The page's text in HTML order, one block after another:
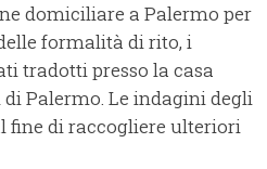
domiciliare a Palermo per
formalità di rito, i
tradotti presso la casa
Palermo. Le indagini degli
fine di raccogliere ulteriori